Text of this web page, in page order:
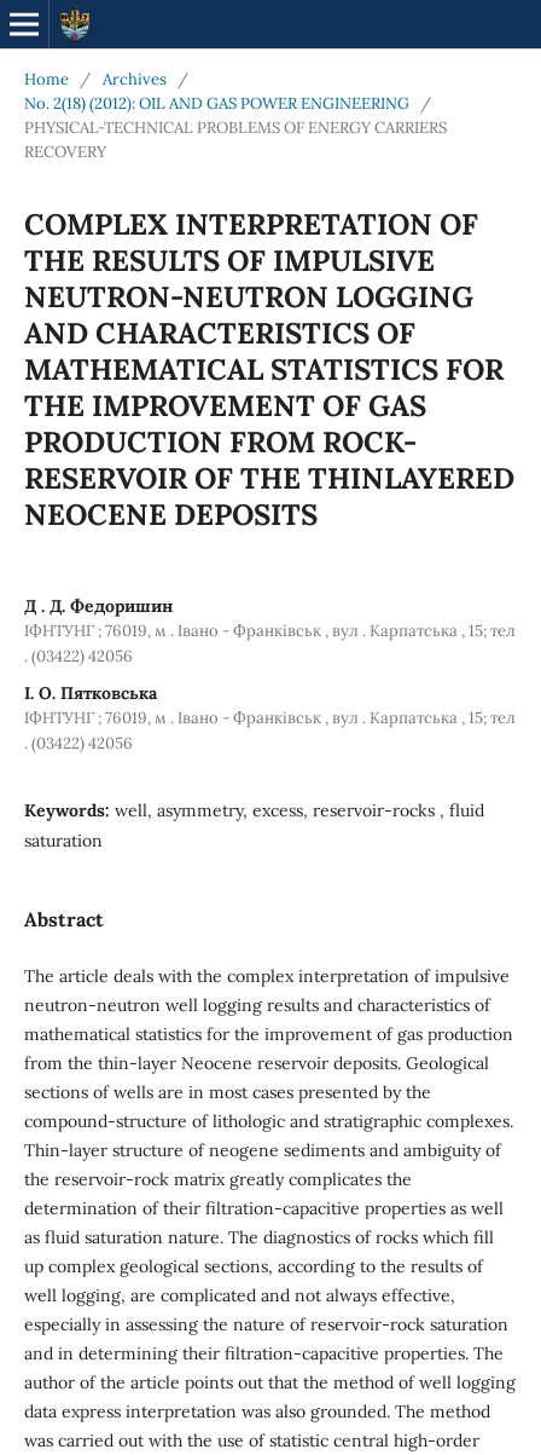
Home / Archives
/
No. 2(18) (2012): OIL AND GAS POWER ENGINEERING
/
PHYSICAL-TECHNICAL PROBLEMS OF ENERGY CARRIERS
RECOVERY
COMPLEX INTERPRETATION OF
THE RESULTS OF IMPULSIVE
NEUTRON-NEUTRON LOGGING
AND CHARACTERISTICS OF
MATHEMATICAL STATISTICS FOR
THE IMPROVEMENT OF GAS
PRODUCTION FROM ROCK-
RESERVOIR OF THE THINLAYERED
NEOCENE DEPOSITS
Д . Д. Федоришин
ІФНТУНГ ; 76019, м . Івано - Франківськ , вул . Карпатська , 15; тел
. (03422) 42056
I. O. Пятковська
ІФНТУНГ ; 76019, м . Івано - Франківськ , вул . Карпатська , 15; тел
. (03422) 42056
Keywords: well, asymmetry, excess, reservoir-rocks , fluid
saturation
Abstract
The article deals with the complex interpretation of impulsive
neutron-neutron well logging results and characteristics of
mathematical statistics for the improvement of gas production
from the thin-layer Neocene reservoir deposits. Geological
sections of wells are in most cases presented by the
compound-structure of lithologic and stratigraphic complexes.
Thin-layer structure of neogene sediments and ambiguity of
the reservoir-rock matrix greatly complicates the
determination of their filtration-capacitive properties as well
as fluid saturation nature. The diagnostics of rocks which fill
up complex geological sections, according to the results of
well logging, are complicated and not always effective,
especially in assessing the nature of reservoir-rock saturation
and in determining their filtration-capacitive properties. The
author of the article points out that the method of well logging
data express interpretation was also grounded. The method
was carried out with the use of statistic central high-order